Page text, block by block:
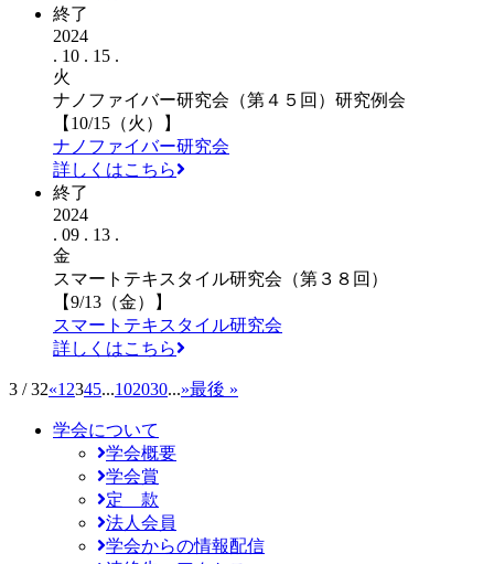
終了
2024
. 10 . 15 .
火
ナノファイバー研究会（第４５回）研究例会
【10/15（火）】
ナノファイバー研究会
詳しくはこちら
終了
2024
. 09 . 13 .
金
スマートテキスタイル研究会（第３８回）
【9/13（金）】
スマートテキスタイル研究会
詳しくはこちら
3 / 32«1 2345...102030...»最後 »
学会について
学会概要
学会賞
定 款
法人会員
学会からの情報配信